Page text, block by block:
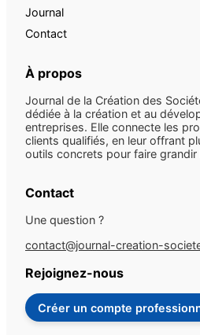
Journal
Contact
À propos
Journal de la Création des
dédiée à la création et au
entreprises. Elle connecte les
clients qualifiés, en leur offrant
outils concrets pour faire grandir
Contact
Une question ?
contact@journal-creation-
Rejoignez-nous
Créer un compte